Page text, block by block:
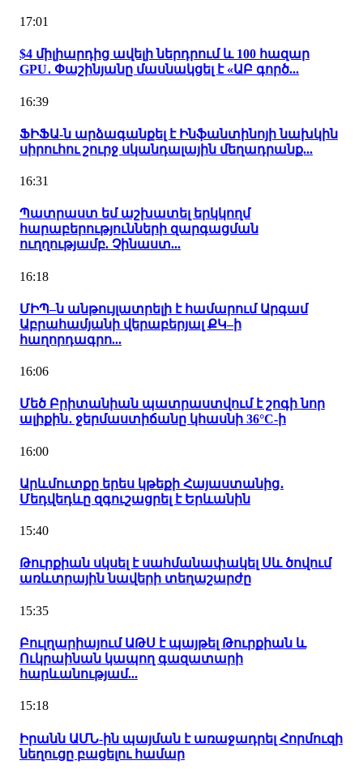
17:01
$4 միլիարդից ավելի ներդրում և 100 հազար
GPU․ Փաշինյանը մասնակցել է «ԱԲ գործ...
16:39
ՖԻՖԱ-ն արձագանքել է Ինֆանտինոյի նախկին
սիրուհու շուրջ սկանդալային մեղադրանք...
16:31
Պատրաստ եմ աշխատել երկկողմ
հարաբերությունների զարգացման
ուղղությամբ. Չինաստ...
16:18
ՄԻՊ–ն անթույլատրելի է համարում Արգամ
Աբրահամյանի վերաբերյալ ՔԿ–ի
հաղորդագրո...
16:06
Մեծ Բրիտանիան պատրաստվում է շոգի նոր
ալիքին․ ջերմաստիճանը կհասնի 36°C-ի
16:00
Արևմուտքը երես կթեքի Հայաստանից․
Մեդվեդևը զգուշացրել է Երևանին
15:40
Թուրքիան սկսել է սահմանափակել Սև ծովում
առևտրային նավերի տեղաշարժը
15:35
Բուլղարիայում ԱԹՍ է պայթել Թուրքիան և
Ուկրաինան կապող գազատարի
հարևանությամ...
15:18
Իրանն ԱՄՆ-ին պայման է առաջադրել Հորմուզի
նեղուցը բացելու համար